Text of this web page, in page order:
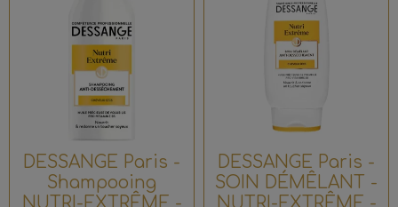
DESSANGE Paris -
Shampooing
NUTRI-EXTRÊME -
DESSANGE Paris -
SOIN DÉMÊLANT -
NUTRI-EXTRÊME -